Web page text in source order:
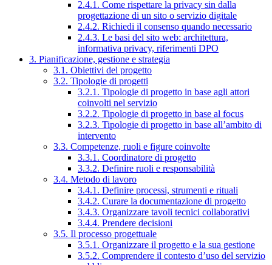
2.4.1. Come rispettare la privacy sin dalla
progettazione di un sito o servizio digitale
2.4.2. Richiedi il consenso quando necessario
2.4.3. Le basi del sito web: architettura,
informativa privacy, riferimenti DPO
3. Pianificazione, gestione e strategia
3.1. Obiettivi del progetto
3.2. Tipologie di progetti
3.2.1. Tipologie di progetto in base agli attori
coinvolti nel servizio
3.2.2. Tipologie di progetto in base al focus
3.2.3. Tipologie di progetto in base all’ambito di
intervento
3.3. Competenze, ruoli e figure coinvolte
3.3.1. Coordinatore di progetto
3.3.2. Definire ruoli e responsabilità
3.4. Metodo di lavoro
3.4.1. Definire processi, strumenti e rituali
3.4.2. Curare la documentazione di progetto
3.4.3. Organizzare tavoli tecnici collaborativi
3.4.4. Prendere decisioni
3.5. Il processo progettuale
3.5.1. Organizzare il progetto e la sua gestione
3.5.2. Comprendere il contesto d’uso del servizio